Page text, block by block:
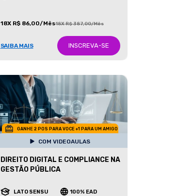
18X R$ 86,00/Mês18X R$ 387,00/Mês
SAIBA MAIS INSCREVA-SE
GANHE 2 POS PARA VOCE +1 PARA UM AMIGO
COM VIDEOAULAS
DIREITO DIGITAL E COMPLIANCE NA
GESTÃO PÚBLICA
LATO SENSU 100% EAD